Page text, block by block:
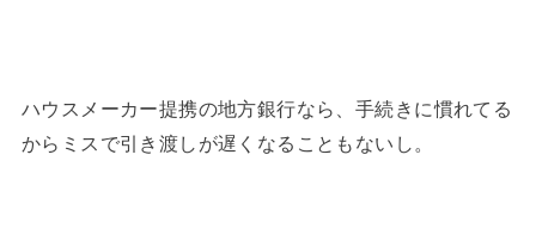
ハウスメーカー提携の地方銀行なら、手続きに慣れてる
からミスで引き渡しが遅くなることもないし。